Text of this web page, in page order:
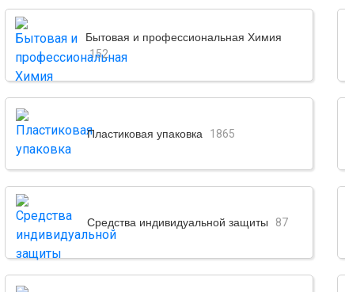
Бытовая и профессиональная Химия
152
Пластиковая упаковка 1865
Средства индивидуальной защиты 87